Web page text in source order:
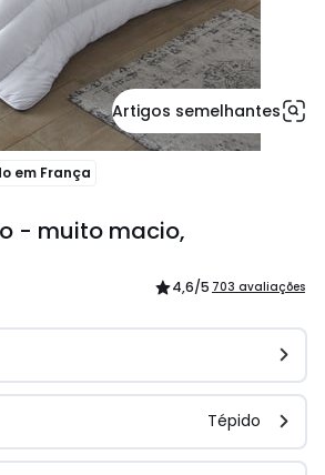
Artigos semelhantes
em França
- muito macio,
4,6/5 703 avaliações
Tépido